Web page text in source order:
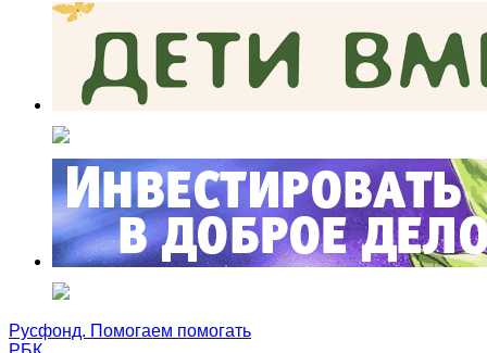
Русфонд. Помогаем помогать